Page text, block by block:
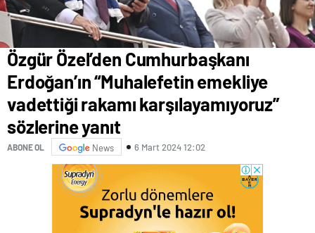
Özgür Özel’den Cumhurbaşkanı
Erdoğan’ın “Muhalefetin emekliye
vadettiği rakamı karşılayamıyoruz”
sözlerine yanıt
ABONE OL News 6 Mart 2024 12:02